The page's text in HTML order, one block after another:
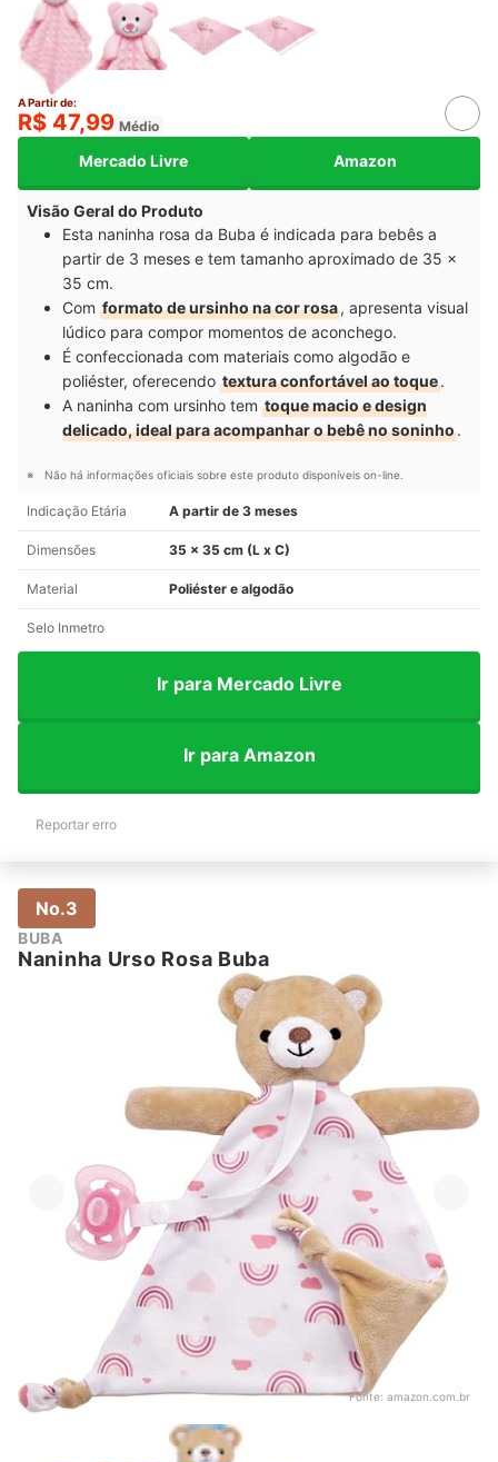
A Partir de:
R$ 47,99 Médio
Mercado Livre Amazon
Visão Geral do Produto
Esta naninha rosa da Buba é indicada para bebês a
partir de 3 meses e tem tamanho aproximado de 35 x
35 cm.
Com formato de ursinho na cor rosa, apresenta visual
lúdico para compor momentos de aconchego.
É confeccionada com materiais como algodão e
poliéster, oferecendo textura confortável ao toque.
A naninha com ursinho tem toque macio e design
delicado, ideal para acompanhar o bebê no soninho.
Não há informações oficiais sobre este produto disponíveis on-line.
Indicação Etária A partir de 3 meses
Dimensões 35 x 35 cm (L x C)
Material Poliéster e algodão
Selo Inmetro
Ir para Mercado Livre
Ir para Amazon
Reportar erro
No.3
BUBA
Naninha Urso Rosa Buba
Fonte: amazon.com.br